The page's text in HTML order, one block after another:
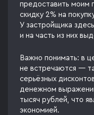
предоставить моим
скидку 2% на
У застройщика
и на часть из них
Важно понимать: в
не встречаются —
серьёзных
денежном
тысяч рублей, что
экономией.